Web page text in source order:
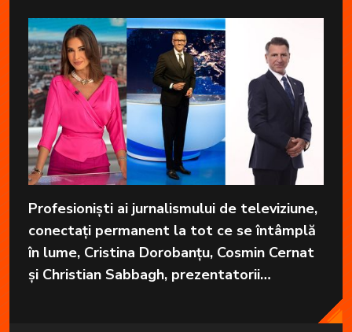
Profesioniști ai jurnalismului de televiziune,
conectați permanent la tot ce se întâmplă
în lume, Cristina Dorobanțu, Cosmin Cernat
și Christian Sabbagh, prezentatorii